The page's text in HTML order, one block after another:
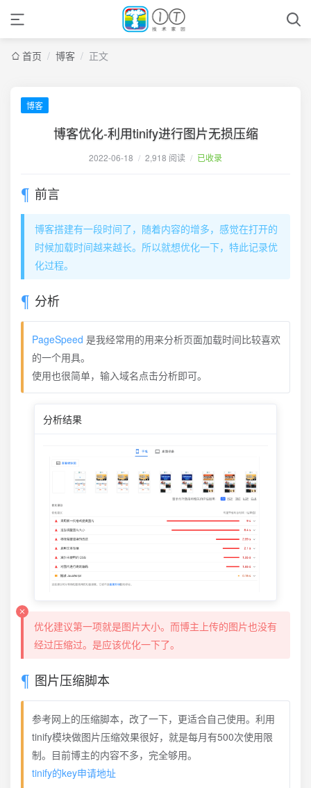
首页 / 博客 / 正文
博客
博客优化-利用tinify进行图片无损压缩
2022-06-18 / 2,918 阅读 / 已收录
前言
博客搭建有一段时间了，随着内容的增多，感觉在打开的
时候加载时间越来越长。所以就想优化一下，特此记录优
化过程。
分析
PageSpeed 是我经常用的用来分析页面加载时间比较喜欢
的一个用具。
使用也很简单，输入域名点击分析即可。
分析结果
优化建议第一项就是图片大小。而博主上传的图片也没有
经过压缩过。是应该优化一下了。
图片压缩脚本
参考网上的压缩脚本，改了一下，更适合自己使用。利用
tinify模块做图片压缩效果很好，就是每月有500次使用限
制。目前博主的内容不多，完全够用。
tinify的key申请地址